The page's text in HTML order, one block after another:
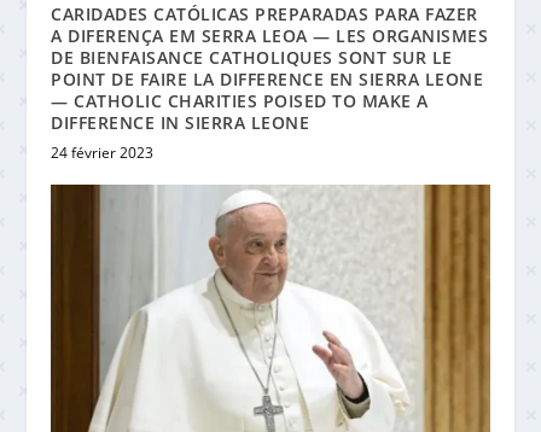
CARIDADES CATÓLICAS PREPARADAS PARA FAZER
A DIFERENÇA EM SERRA LEOA — LES ORGANISMES
DE BIENFAISANCE CATHOLIQUES SONT SUR LE
POINT DE FAIRE LA DIFFERENCE EN SIERRA LEONE
— CATHOLIC CHARITIES POISED TO MAKE A
DIFFERENCE IN SIERRA LEONE
24 février 2023